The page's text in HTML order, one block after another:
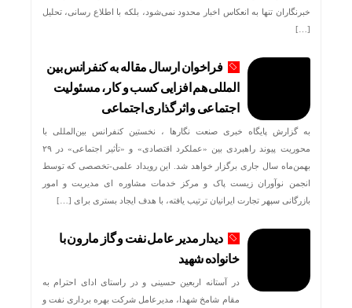
خبرنگاران تنها به انعکاس اخبار محدود نمی‌شود، بلکه با اطلاع رسانی، تحلیل
[…]
فراخوان ارسال مقاله به کنفرانس بین
المللی هم افزایی کسب و کار، مسئولیت
اجتماعی و اثرگذاری اجتماعی
به گزارش پایگاه خبری صنعت نگارها ، نخستین کنفرانس بین‌المللی با
محوریت پیوند راهبردی بین «عملکرد اقتصادی» و «تأثیر اجتماعی» در ۲۹
بهمن‌ماه سال جاری برگزار خواهد شد. این رویداد علمی-تخصصی که توسط
انجمن نوآوران زیست پاک و مرکز خدمات مشاوره ای مدیریت و امور
بازرگانی سپهر تجارت ایرانیان ترتیب یافته، با هدف ایجاد بستری برای […]
دیدار مدیر عامل نفت و گاز مارون با
خانواده شهید
در آستانه اربعین حسینی و در راستای ادای احترام به
مقام شامخ شهدا، مدیرعامل شرکت بهره برداری نفت و